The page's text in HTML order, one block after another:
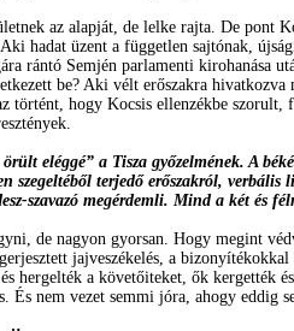
az alapját, de lelke rajta. De
hadat üzent a független sajtónak,
rántó Semjén parlamenti kirohanása
be? Aki vélt erőszakra
hogy Kocsis ellenzékbe
eléggé” a Tisza győzelmének. A
terjedő erőszakról,
szavazó megérdemli. Mind a két és
de nagyon gyorsan. Hogy megint
jajveszékelés, a
hergelték a követőiteket, ők kergették
És nem vezet semmi jóra, ahogy eddig